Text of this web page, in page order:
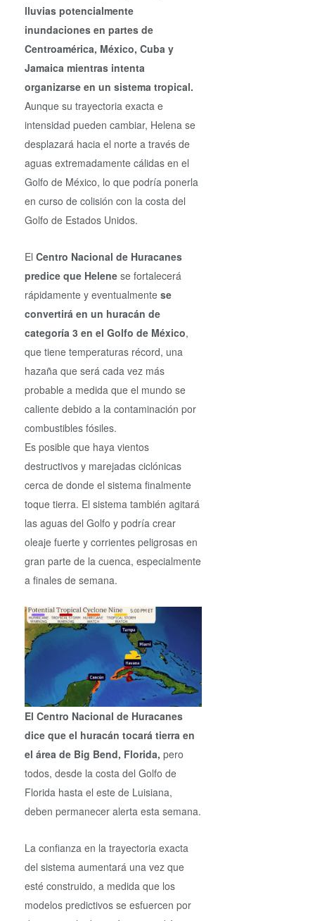
lluvias potencialmente
inundaciones en partes de
Centroamérica, México, Cuba y
Jamaica mientras intenta
organizarse en un sistema tropical.
Aunque su trayectoria exacta e
intensidad pueden cambiar, Helena se
desplazará hacia el norte a través de
aguas extremadamente cálidas en el
Golfo de México, lo que podría ponerla
en curso de colisión con la costa del
Golfo de Estados Unidos.
El Centro Nacional de Huracanes
predice que Helene se fortalecerá
rápidamente y eventualmente se
convertirá en un huracán de
categoría 3 en el Golfo de México,
que tiene temperaturas récord, una
hazaña que será cada vez más
probable a medida que el mundo se
caliente debido a la contaminación por
combustibles fósiles.
Es posible que haya vientos
destructivos y marejadas ciclónicas
cerca de donde el sistema finalmente
toque tierra. El sistema también agitará
las aguas del Golfo y podría crear
oleaje fuerte y corrientes peligrosas en
gran parte de la cuenca, especialmente
a finales de semana.
El Centro Nacional de Huracanes
dice que el huracán tocará tierra en
el área de Big Bend, Florida, pero
todos, desde la costa del Golfo de
Florida hasta el este de Luisiana,
deben permanecer alerta esta semana.
La confianza en la trayectoria exacta
del sistema aumentará una vez que
esté construido, a medida que los
modelos predictivos se esfuercen por